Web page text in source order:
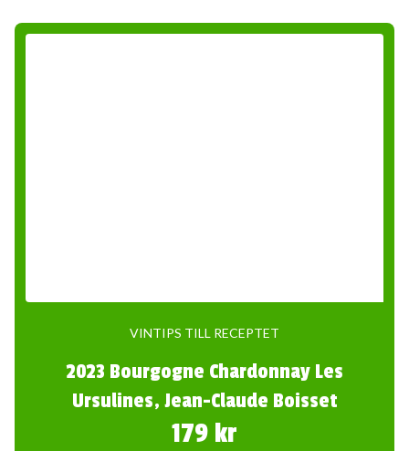
VINTIPS TILL RECEPTET
2023 Bourgogne Chardonnay Les
Ursulines, Jean-Claude Boisset
179 kr